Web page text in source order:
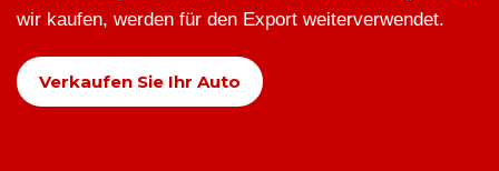
wir kaufen, werden für den Export weiterverwendet.
Verkaufen Sie Ihr Auto